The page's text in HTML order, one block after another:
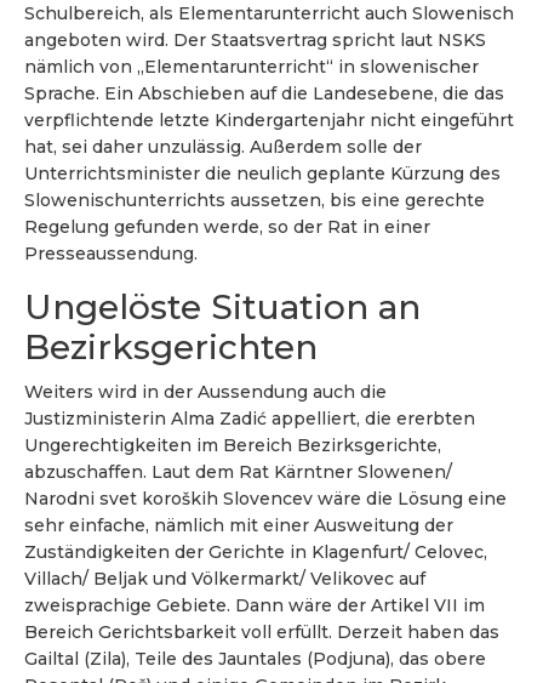
Schulbereich, als Elementarunterricht auch Slowenisch
angeboten wird. Der Staatsvertrag spricht laut NSKS
nämlich von „Elementarunterricht“ in slowenischer
Sprache. Ein Abschieben auf die Landesebene, die das
verpflichtende letzte Kindergartenjahr nicht eingeführt
hat, sei daher unzulässig. Außerdem solle der
Unterrichtsminister die neulich geplante Kürzung des
Slowenischunterrichts aussetzen, bis eine gerechte
Regelung gefunden werde, so der Rat in einer
Presseaussendung.
Ungelöste Situation an
Bezirksgerichten
Weiters wird in der Aussendung auch die
Justizministerin Alma Zadić appelliert, die ererbten
Ungerechtigkeiten im Bereich Bezirksgerichte,
abzuschaffen. Laut dem Rat Kärntner Slowenen/
Narodni svet koroških Slovencev wäre die Lösung eine
sehr einfache, nämlich mit einer Ausweitung der
Zuständigkeiten der Gerichte in Klagenfurt/ Celovec,
Villach/ Beljak und Völkermarkt/ Velikovec auf
zweisprachige Gebiete. Dann wäre der Artikel VII im
Bereich Gerichtsbarkeit voll erfüllt. Derzeit haben das
Gailtal (Zila), Teile des Jauntales (Podjuna), das obere